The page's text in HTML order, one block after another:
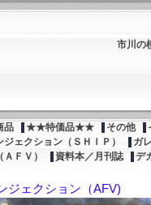
市川の
品 ★★特価品★★ その他
ジェクション（ＳＨＩＰ）
ガ
ＦＶ） 資料本／月刊誌 デ
ジェクション（AFV)